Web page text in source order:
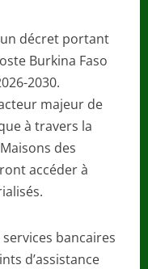
décret portant
Burkina Faso
2030.
majeur de
à travers la
des
accéder à
bancaires
d’assistance